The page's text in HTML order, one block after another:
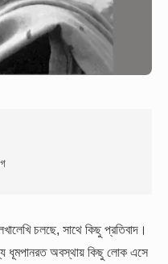
চলছে, সাথে কিছু প্রতিবাদ।
ধূমপানরত অবস্থায় কিছু লোক এসে